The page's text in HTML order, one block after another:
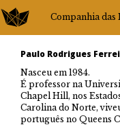
Companhia das
Paulo Rodrigues
Nasceu em 1984.
É professor na
Chapel Hill, nos
Carolina do Norte,
português no Queens